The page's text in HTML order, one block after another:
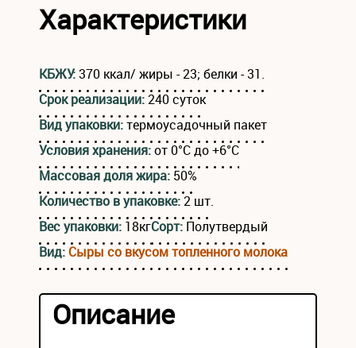
Характеристики
КБЖУ:370 ккал/ жиры - 23; белки - 31.
Срок реализации:240 суток
Вид упаковки:термоусадочный пакет
Условия хранения:от 0°C до +6°C
Массовая доля жира: 50%
Количество в упаковке:2 шт.
Вес упаковки: 18кгСорт: Полутвердый
Вид: Сыры со вкусом топленного молока
Описание